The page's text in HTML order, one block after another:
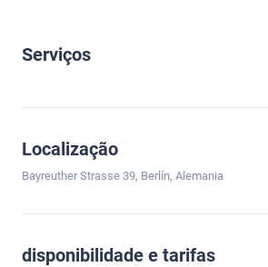
Serviços
Localização
Bayreuther Strasse 39, Berlín, Alemania
disponibilidade e tarifas